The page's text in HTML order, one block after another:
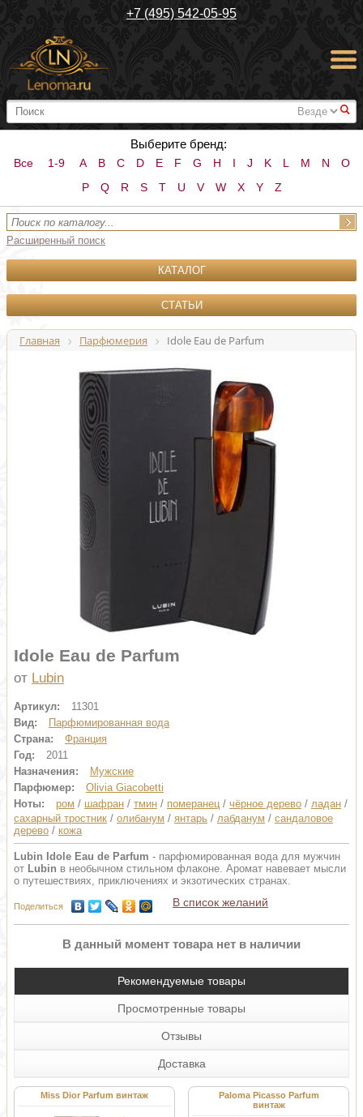
+7 (495) 542-05-95
#
Выберите бренд:
Все 1-9 A B C D E F G H I J K L M N
O
P
Q R S T U V W X Y Z
Расширенный поиск
КАТАЛОГ
СТАТЬИ
Главная Парфюмерия Idole Eau de Parfum
Idole Eau de Parfum
от Lubin
Артикул:
11301
Вид:
Парфюмированная вода
Страна:
Франция
Год:
2011
Назначения:
Мужские
Парфюмер:
Olivia Giacobetti
Ноты:
ром / шафран / тмин / померанец / чёрное дерево / ладан /
сахарный тростник / олибанум / янтарь / лабданум / сандаловое
дерево / кожа
Lubin Idole Eau de Parfum - парфюмированная вода для мужчин
от Lubin в необычном стильном флаконе. Аромат навевает мысли
о путешествиях, приключениях и экзотических странах.
Поделиться В список желаний
В данный момент товара нет в наличии
Рекомендуемые товары
Просмотренные товары
Отзывы
Доставка
Miss Dior Parfum винтаж
Paloma Picasso Parfum
винтаж